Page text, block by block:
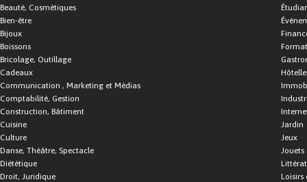
Beauté, Cosmétiques
Bien-être
Bijoux
Boissons
Bricolage, Outillage
Cadeaux
Communication , Marketing et Médias
Comptabilité, Gestion
Construction, Bâtiment
Cuisine
Culture
Danse, Théâtre, Spectacle
Diététique
Droit, Juridique
Jardin
Jeux
Jouets
Loisirs